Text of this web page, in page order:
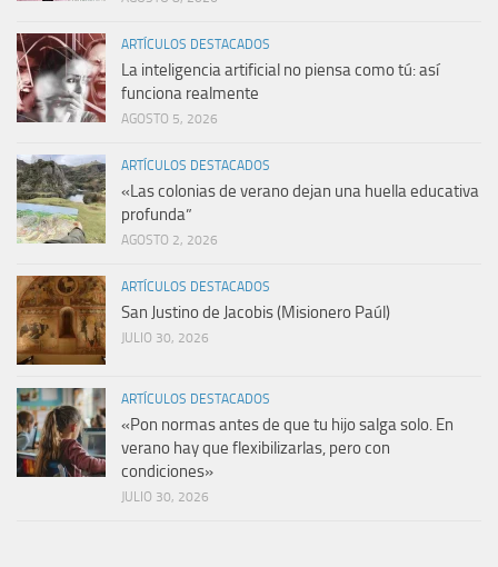
ARTÍCULOS DESTACADOS
La inteligencia artificial no piensa como tú: así
funciona realmente
AGOSTO 5, 2026
ARTÍCULOS DESTACADOS
«Las colonias de verano dejan una huella educativa
profunda”
AGOSTO 2, 2026
ARTÍCULOS DESTACADOS
San Justino de Jacobis (Misionero Paúl)
JULIO 30, 2026
ARTÍCULOS DESTACADOS
«Pon normas antes de que tu hijo salga solo. En
verano hay que flexibilizarlas, pero con
condiciones»
JULIO 30, 2026